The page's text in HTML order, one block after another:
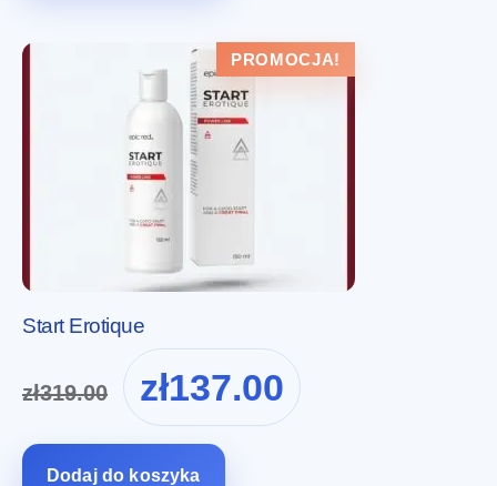
PROMOCJA!
Start Erotique
zł319.00
Pierwotna
cena
wynosiła:
zł137.00
cena
Dodaj do koszyka